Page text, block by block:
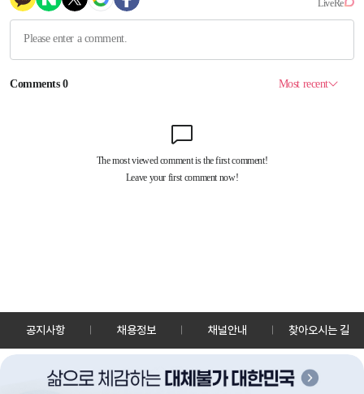
공지사항 채용정보 채널안내 찾아오시는 길
30128 세종특별자치시 정부2청사로 13 한국정책방송원 KTV
TEL: 044-204-8000